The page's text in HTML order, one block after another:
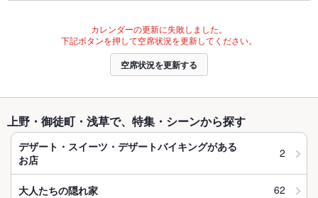
カレンダーの更新に失敗しました。
下記ボタンを押して空席状況を更新してください。
空席状況を更新する
上野・御徒町・浅草で、特集・シーンから探す
デザート・スイーツ・デザートバイキングがある
お店
2
大人たちの隠れ家 62